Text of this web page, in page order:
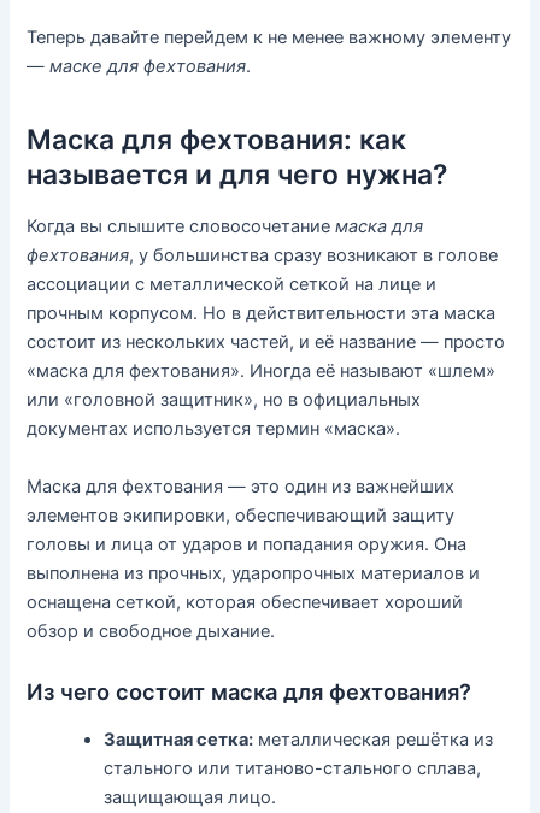
Теперь давайте перейдем к не менее важному элементу
—маске для фехтования.
Маска для фехтования: как
называется и для чего нужна?
Когда вы слышите словосочетаниемаска для
фехтования, у большинства сразу возникают в голове
ассоциации с металлической сеткой на лице и
прочным корпусом. Но в действительности эта маска
состоит из нескольких частей, и её название — просто
«маска для фехтования». Иногда её называют «шлем»
или «головной защитник», но в официальных
документах используется термин «маска».
Маска для фехтования — это один из важнейших
элементов экипировки, обеспечивающий защиту
головы и лица от ударов и попадания оружия. Она
выполнена из прочных, ударопрочных материалов и
оснащена сеткой, которая обеспечивает хороший
обзор и свободное дыхание.
Из чего состоит маска для фехтования?
Защитная сетка: металлическая решётка из
стального или титаново-стального сплава,
защищающая лицо.